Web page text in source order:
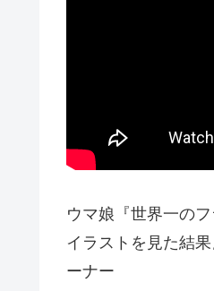
ウマ娘『世界一の
イラストを見た結
ーナー